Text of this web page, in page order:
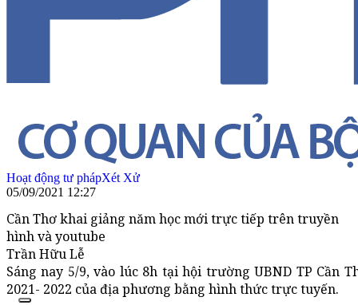
Hoạt động tư phápXét Xử
05/09/2021 12:27
Cần Thơ khai giảng năm học mới trực tiếp trên truyền
hình và youtube
Trần Hữu Lễ
Sáng nay 5/9, vào lúc 8h tại hội trường UBND TP Cần
2021- 2022 của địa phương bằng hình thức trực tuyến.